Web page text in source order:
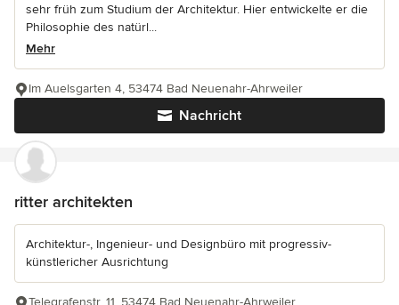
sehr früh zum Studium der Architektur. Hier entwickelte er die
Philosophie des natürl...
Mehr
Nachricht
Im Auelsgarten 4, 53474 Bad Neuenahr-Ahrweiler
ritter architekten
Architektur-, Ingenieur- und Designbüro mit progressiv-
künstlericher Ausrichtung
Telegrafenstr. 11, 53474 Bad Neuenahr-Ahrweiler